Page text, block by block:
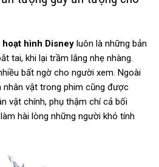
hoạt hình Disney luôn là những bản
tai, khi lại trầm lắng nhẹ nhàng.
bất ngờ cho người xem. Ngoài
nhân vật trong phim cũng được
vật chính, phụ thậm chí cả bối
hài lòng những người khó tính